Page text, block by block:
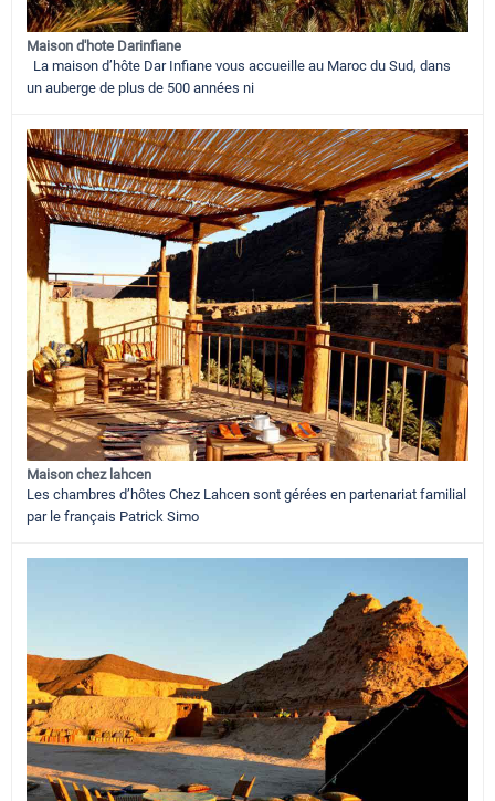
Maison d'hote Darinfiane
La maison d’hôte Dar Infiane vous accueille au Maroc du Sud, dans
un auberge de plus de 500 années ni
Maison chez lahcen
Les chambres d’hôtes Chez Lahcen sont gérées en partenariat familial
par le français Patrick Simo